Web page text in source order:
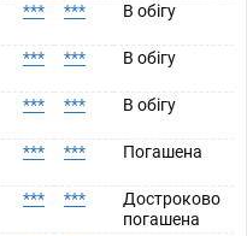
*** *** В обігу
*** *** В обігу
*** *** В обігу
*** *** Погашена
*** ***
Достроково
погашена